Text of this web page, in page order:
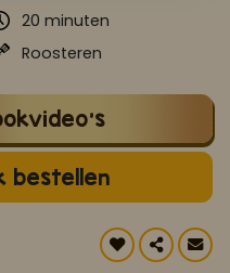
20 minuten
Roosteren
bestellen